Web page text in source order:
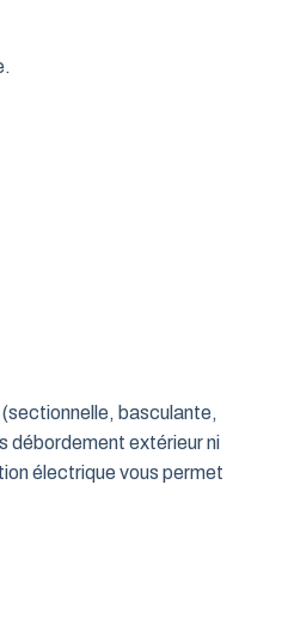
basculante,
débordement extérieur ni
électrique vous permet